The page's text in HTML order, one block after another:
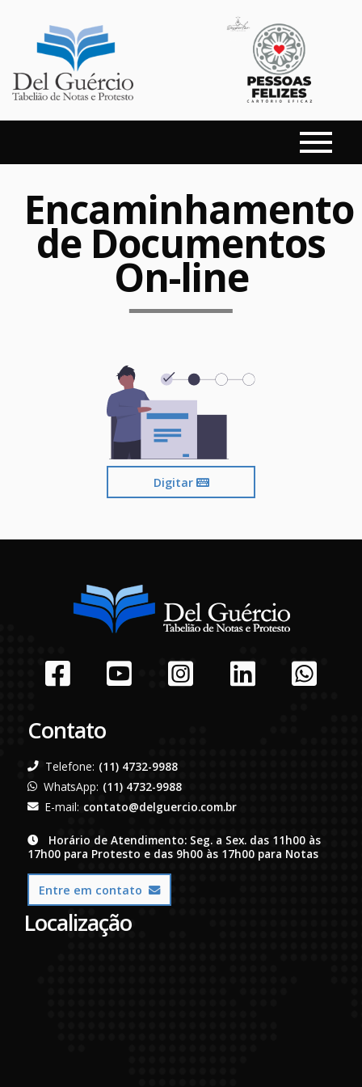
Encaminhamento
de Documentos
On-line
Digitar
Localização
Contato
Telefone: (11) 4732-9988
WhatsApp: (11) 4732-9988
E-mail: contato@delguercio.com.br
Horário de Atendimento: Seg. a Sex. das 11h00 às
17h00 para Protesto e das 9h00 às 17h00 para Notas
Entre em contato